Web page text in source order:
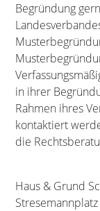
Begründung
in ihrer
Rahmen ihres
kontaktiert
die
Haus & Grund